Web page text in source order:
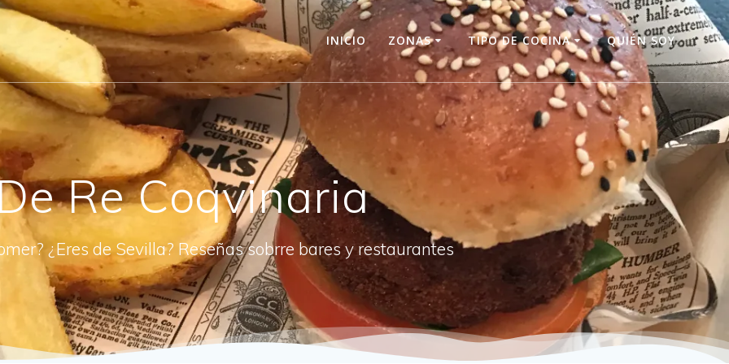
INICIO ZONAS TIPO DE COCINA QUIÉN SOY
Re Coqvinaria
¿Eres de Sevilla? Reseñas sobrre bares y restaurantes